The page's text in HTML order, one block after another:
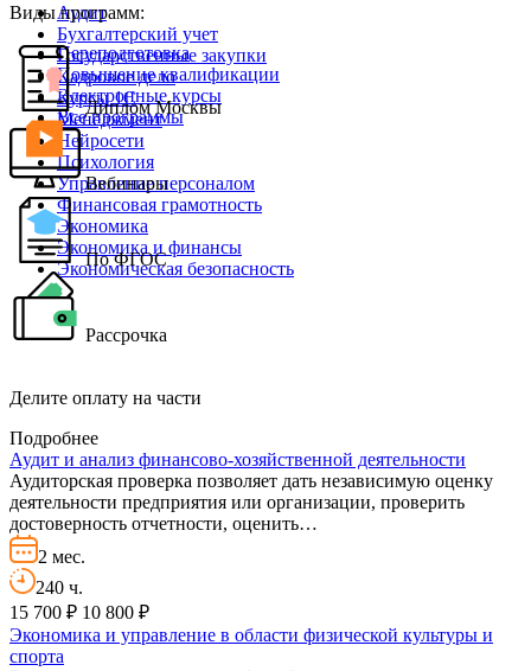
Аудит
Бухгалтерский учет
Государственные закупки
Кадровое дело
Курсы 1С
Менеджмент
Нейросети
Психология
Управление персоналом
Финансовая грамотность
Экономика
Экономика и финансы
Экономическая безопасность
Виды программ:
Переподготовка
Повышение квалификации
Электронные курсы
Все программы
Диплом Москвы
Вебинары
По ФГОС
Рассрочка
Делите оплату на части
Подробнее
Аудит и анализ финансово-хозяйственной деятельности
Аудиторская проверка позволяет дать независимую оценку
деятельности предприятия или организации, проверить
достоверность отчетности, оценить…
2 мес.
240 ч.
15 700 ₽ 10 800 ₽
Экономика и управление в области физической культуры и
спорта